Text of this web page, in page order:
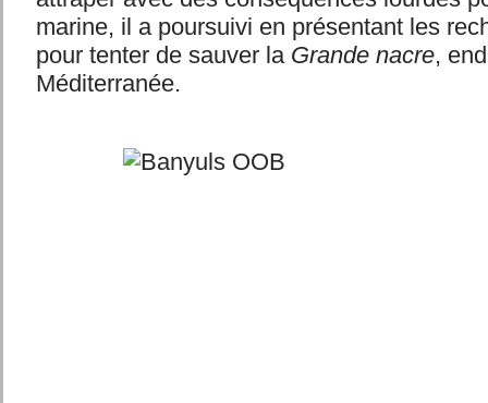
marine, il a poursuivi en présentant les
pour tenter de sauver la Grande nacre,
Méditerranée.